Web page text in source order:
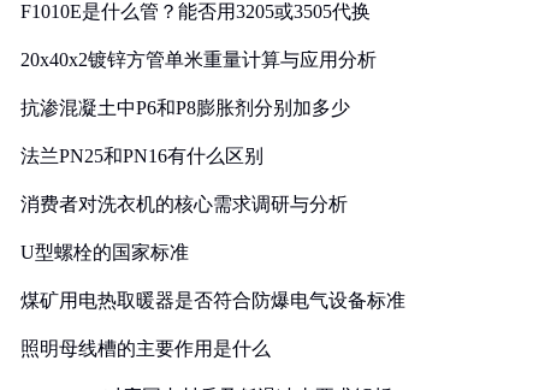
F1010E是什么管？能否用3205或3505代换
20x40x2镀锌方管单米重量计算与应用分析
抗渗混凝土中P6和P8膨胀剂分别加多少
法兰PN25和PN16有什么区别
消费者对洗衣机的核心需求调研与分析
U型螺栓的国家标准
煤矿用电热取暖器是否符合防爆电气设备标准
照明母线槽的主要作用是什么